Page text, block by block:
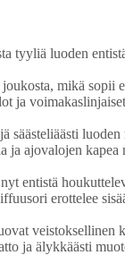
luoden
mikä sopii
ja
ajovalojen
entistä
erottelee
ja älykkäästi